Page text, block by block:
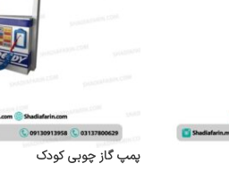
پمپ گاز چوبی کودک